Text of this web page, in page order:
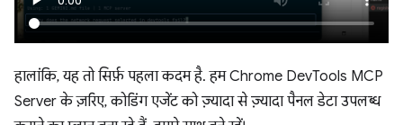
हालांकि, यह तो सिर्फ़ पहला कदम है. हम Chrome DevTools MCP
Server के ज़रिए, कोडिंग एजेंट को ज़्यादा से ज़्यादा पैनल डेटा उपलब्ध